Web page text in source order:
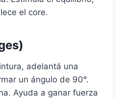
el core.
adelantá una
un ángulo de 90°.
Ayuda a ganar fuerza